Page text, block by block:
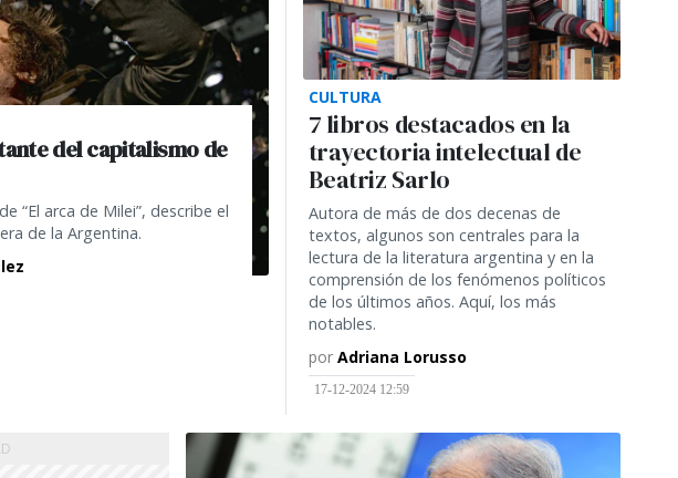
del capitalismo de
“El arca de Milei”, describe el
de la Argentina.
CULTURA
7 libros destacados en la
trayectoria intelectual de
Beatriz Sarlo
Autora de más de dos decenas de
textos, algunos son centrales para la
lectura de la literatura argentina y en la
comprensión de los fenómenos políticos
de los últimos años. Aquí, los más
notables.
por Adriana Lorusso
17-12-2024 12:59